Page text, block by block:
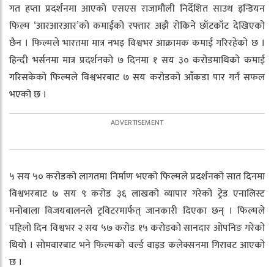
गत हप्ता प्रदर्शनमा आएको एसएस राजामौली निर्देशित साउथ इन्डियन
फिल्म ‘आरआरआर’को कमाईको रफ्तार अझै रोकिने छाँटकाँट देखिएको
छैन । फिल्मले भारतमा मात्र नभइ विश्वभर आक्रामक कमाई गरिरहेको छ ।
हिन्दी भर्सनमा मात्र प्रदर्शनको ७ दिनमा १ सय ३० करोडमाथिको कमाई
गरिसकेको फिल्मले विश्वभरबाट ७ सय करोडको आँकडा पार गर्न सफल
भएको छ ।
५ सय ५० करोडको लागतमा निर्माण भएको फिल्मले प्रदर्शनको सात दिनमा
विश्वभरबाट ७ सय ९ करोड ३६ लाखको व्यापार गरेको ट्रेड एनालिस्ट
मनोबाला विजयबालनले ट्रविटरमार्फत् जानकारी दिएका छन् । फिल्मले
पहिलो दिन विश्वभर २ सय ५७ करोड १५ करोडको सानदार ओपनिङ गरेको
थियो । सोमवारबाट भने फिल्मको वर्ल्ड वाइड कलेक्सनमा गिरावट आएको
छ ।